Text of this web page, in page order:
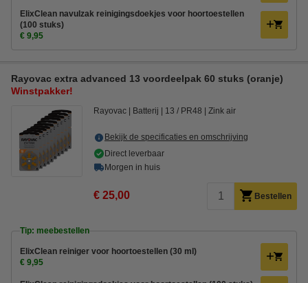
ElixClean navulzak reinigingsdoekjes voor hoortoestellen
(100 stuks)
€ 9,95
Rayovac extra advanced 13 voordeelpak 60 stuks (oranje)
Winstpakker!
Rayovac Batterij 13 / PR48 Zink air
Bekijk de specificaties en omschrijving
Direct leverbaar
Morgen in huis
€ 25,00 Bestellen
Tip: meebestellen
ElixClean reiniger voor hoortoestellen (30 ml)
€ 9,95